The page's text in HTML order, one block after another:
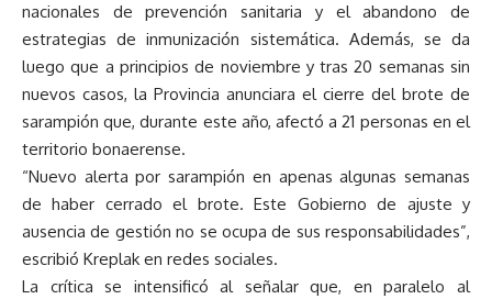
nacionales de prevención sanitaria y el abandono de
estrategias de inmunización sistemática. Además, se da
luego que a principios de noviembre y tras 20 semanas sin
nuevos casos, la Provincia anunciara el cierre del brote de
sarampión que, durante este año, afectó a 21 personas en el
territorio bonaerense.
“Nuevo alerta por sarampión en apenas algunas semanas
de haber cerrado el brote. Este Gobierno de ajuste y
ausencia de gestión no se ocupa de sus responsabilidades”,
escribió Kreplak en redes sociales.
La crítica se intensificó al señalar que, en paralelo al